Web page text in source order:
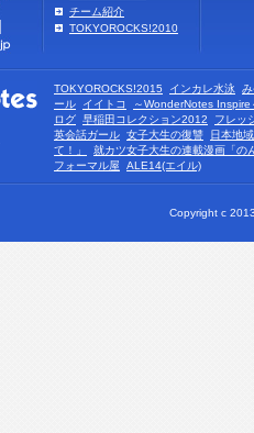
チーム紹介
TOKYOROCKS!2010
TOKYOROCKS!2015 インカレ水泳
ール
イイトコ
～WonderNotes Inspire
ログ 早稲田コレクション2012
フレッ
英会話ガール 女子大生の復讐
日本地
て！」
就カツ女子大生の連載漫画「の
フォーマル屋
ALE14(エイル)
Copyright c